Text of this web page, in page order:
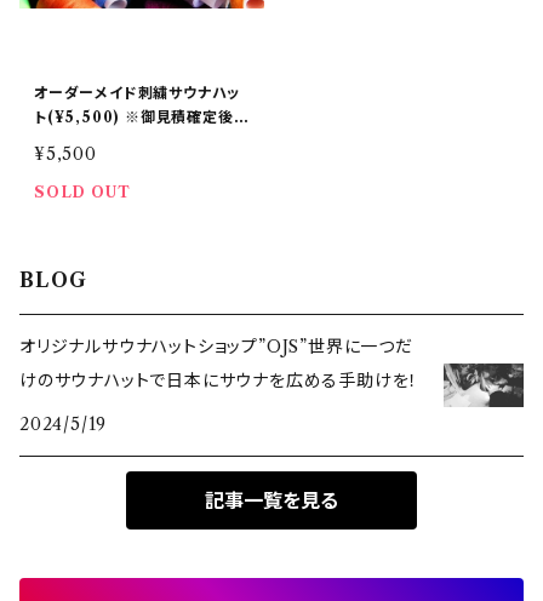
オーダーメイド刺繍サウナハッ
ト(¥5,500) ※御見積確定後の
お客様向け
¥5,500
SOLD OUT
BLOG
オリジナルサウナハットショップ”OJS”世界に一つだ
けのサウナハットで日本にサウナを広める手助けを！
2024/5/19
記事一覧を見る